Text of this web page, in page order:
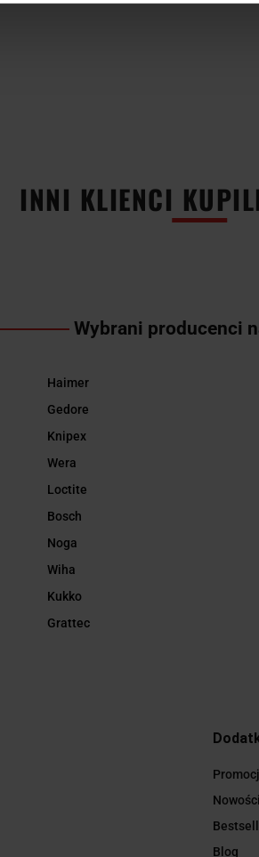
INNI KLIENCI
Wybrani producenci
Haimer
Gedore
Knipex
Wera
Loctite
Bosch
Noga
Wiha
Kukko
Grattec
Nowości
Blog